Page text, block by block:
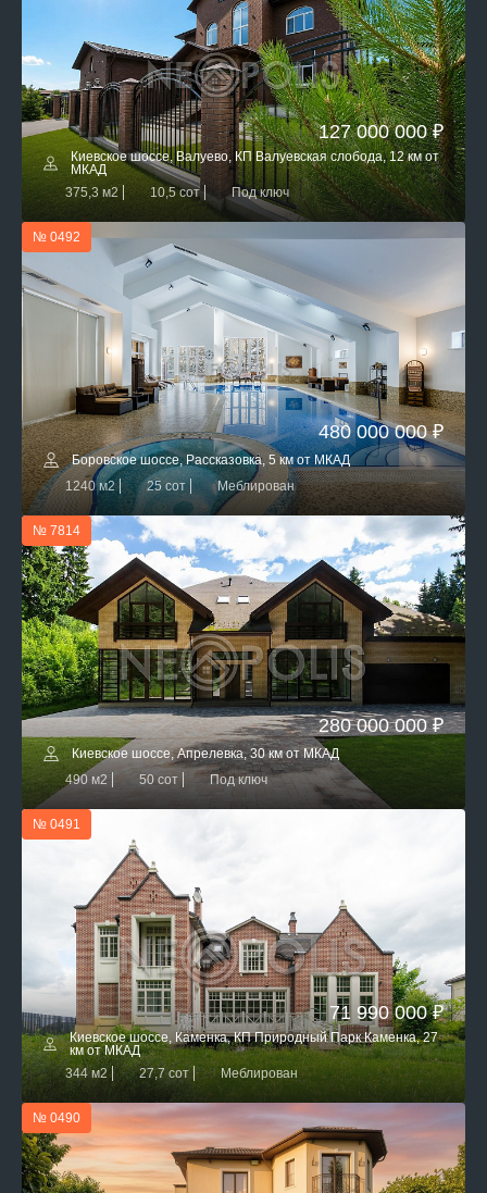
127 000 000 ₽
Киевское шоссе, Валуево, КП Валуевская слобода, 12 км от
МКАД
375,3 м2
10,5 сот Под ключ
№ 0492
480 000 000 ₽
Боровское шоссе, Рассказовка, 5 км от МКАД
1240 м2
25 сот Меблирован
№ 7814
280 000 000 ₽
Киевское шоссе, Апрелевка, 30 км от МКАД
490 м2
50 сот Под ключ
№ 0491
71 990 000 ₽
Киевское шоссе, Каменка, КП Природный Парк Каменка, 27
км от МКАД
344 м2
27,7 сот Меблирован
№ 0490